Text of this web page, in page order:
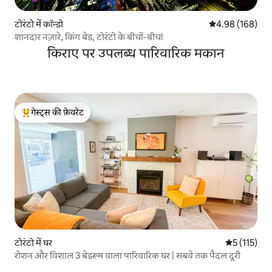
टोरंटो में कॉन्डो औसत रेटिंग 5 में से
4.98 (168)
शानदार नज़ारे, किंग बेड, टोरंटो के बीचों-बीच!
किराए पर उपलब्ध पारिवारिक मकान
गेस्ट्स का टॉप फ़ेवरेट
गेस्ट्स की फ़ेवरेट
टोरंटो में घर औसत रेटिंग 5
5 (115)
रोशन और विशाल 3 बेडरूम वाला पारिवारिक घर | सबवे तक पैदल दूरी